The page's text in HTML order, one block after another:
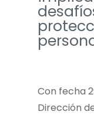
Con fecha
Dirección